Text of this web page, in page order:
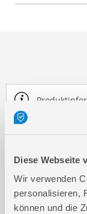
Diese Webseite
Wir verwenden
personalisieren,
können und die
Wichtige